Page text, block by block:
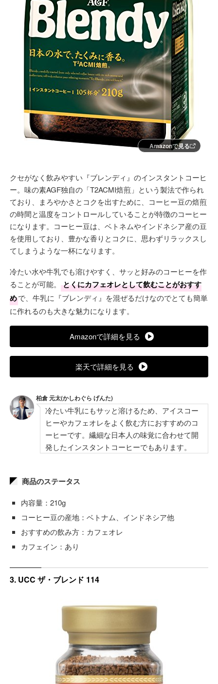
Amazonで見る
クセがなく飲みやすい『ブレンディ』のインスタントコーヒ
ー。味の素AGF独自の「T2ACMI焙煎」という製法で作られ
ており、まろやかさとコクを出すために、コーヒー豆の焙煎
の時間と温度をコントロールしていることが特徴のコーヒー
になります。コーヒー豆は、ベトネムやインドネシア産の豆
を使用しており、豊かな香りとコクに、思わずリラックスし
てしまうような一杯になります。
冷たい水や牛乳でも溶けやすく、サッと好みのコーヒーを作
ることが可能。
とくにカフェオレとして飲むことがおすす
めで、牛乳に『ブレンディ』を混ぜるだけなのでとても簡単
に作れるのも大きな魅力になります。
Amazonで詳細を見る
楽天で詳細を見る
柏倉 元太(かしわぐら げんた)
冷たい牛乳にもサッと溶けるため、アイスコー
ヒーやカフェオレをよく飲む方におすすめのコ
ーヒーです。繊細な日本人の味覚に合わせて開
発したインスタントコーヒーでもあります。
商品のステータス
内容量：210g
コーヒー豆の産地：ベトナム、インドネシア他
おすすめの飲み方：カフェオレ
カフェイン：あり
3. UCC ザ・ブレンド 114